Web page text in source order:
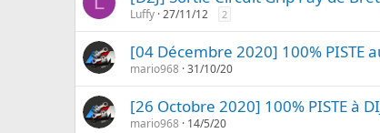
Luffy 27/11/12 2
[04 Décembre 2020] 100% PISTE
mario968 31/10/20
[26 Octobre 2020] 100% PISTE à
mario968 14/5/20